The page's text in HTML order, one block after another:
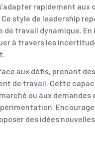
rapidement aux
style de leadership
travail dynamique.
à travers les
aux défis, prenant
de travail. Cette
ou aux demandes
des idées